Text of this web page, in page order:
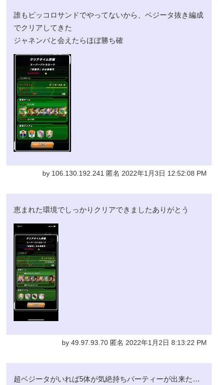
誰もピッコロサンドでやってないから、ベジータ抜き編成
でクリアしてきた
ジャネンバと会えたらほぼ勝ち確
by 106.130.192.241 匿名 2022年1月3日 12:52:08 PM
恵まれた環境でしっかりクリアできましたありがとう
by 49.97.93.70 匿名 2022年1月2日 8:13:22 PM
超ベジータがいれば5体が気絶持ちパーティーが出来た…